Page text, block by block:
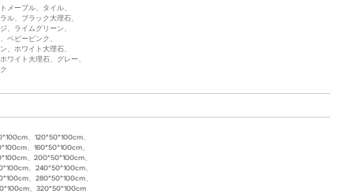
メープル、タイル、
ル、ブラック大理石、
、ライムグリーン、
ベビーピンク、
、ホワイト大理石、
ワイト大理石、グレー、
、120*50*100cm、
、160*50*100cm、
、200*50*100cm、
、240*50*100cm、
、280*50*100cm、
、320*50*100cm